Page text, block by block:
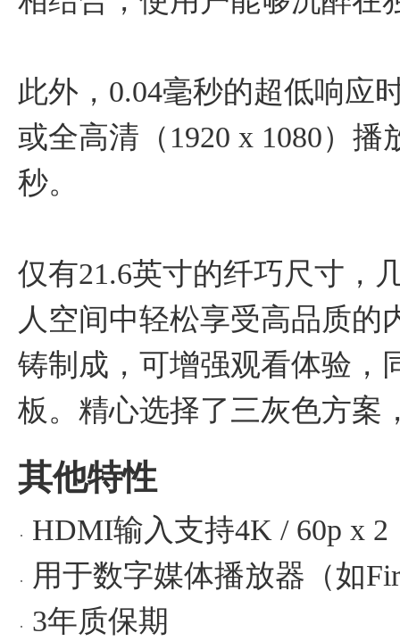
此外，0.04毫秒的超低响应
或全高清（1920 x 1080）
秒。
仅有21.6英寸的纤巧尺寸，
人空间中轻松享受高品质的
铸制成，可增强观看体验，
板。精心选择了三灰色方案
其他特性
HDMI输入支持4K / 60p x 2
用于数字媒体播放器（如
3年质保期